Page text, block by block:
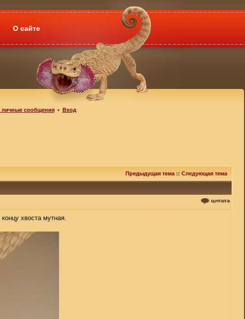
О сайте
личные сообщения• Вход
Предыдущая тема :: Следующая тема
хвоста мутная.